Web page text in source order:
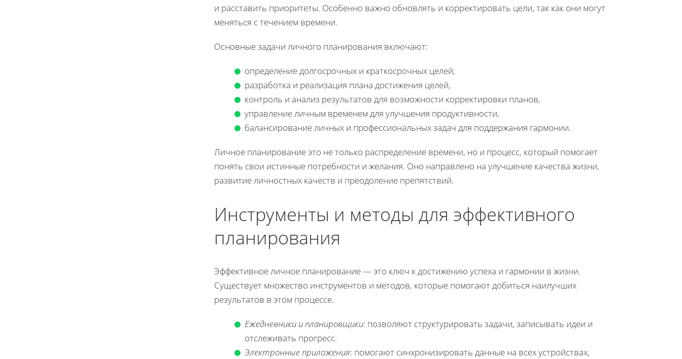
и расставить приоритеты. Особенно важно обновлять и корректировать цели, так как они могут
меняться с течением времени.
Основные задачи личного планирования включают:
определение долгосрочных и краткосрочных целей,
разработка и реализация плана достижения целей,
контроль и анализ результатов для возможности корректировки планов,
управление личным временем для улучшения продуктивности,
балансирование личных и профессиональных задач для поддержания гармонии.
Личное планирование это не только распределение времени, но и процесс, который помогает
понять свои истинные потребности и желания. Оно направлено на улучшение качества жизни,
развитие личностных качеств и преодоление препятствий.
Инструменты и методы для эффективного
планирования
Эффективное личное планирование — это ключ к достижению успеха и гармонии в жизни.
Существует множество инструментов и методов, которые помогают добиться наилучших
результатов в этом процессе.
Ежедневники и планировщики: позволяют структурировать задачи, записывать идеи и
отслеживать прогресс.
Электронные приложения: помогают синхронизировать данные на всех устройствах,